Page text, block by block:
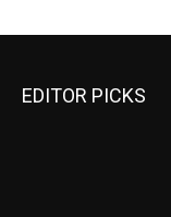
EDITOR PICKS